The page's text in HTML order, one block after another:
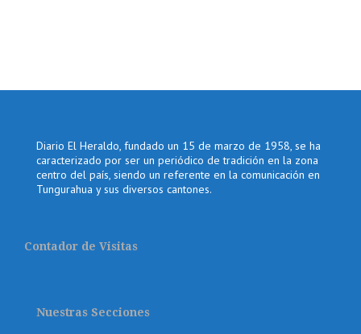
Diario El Heraldo, fundado un 15 de marzo de 1958, se ha
caracterizado por ser un periódico de tradición en la zona
centro del país, siendo un referente en la comunicación en
Tungurahua y sus diversos cantones.
Contador de Visitas
Nuestras Secciones